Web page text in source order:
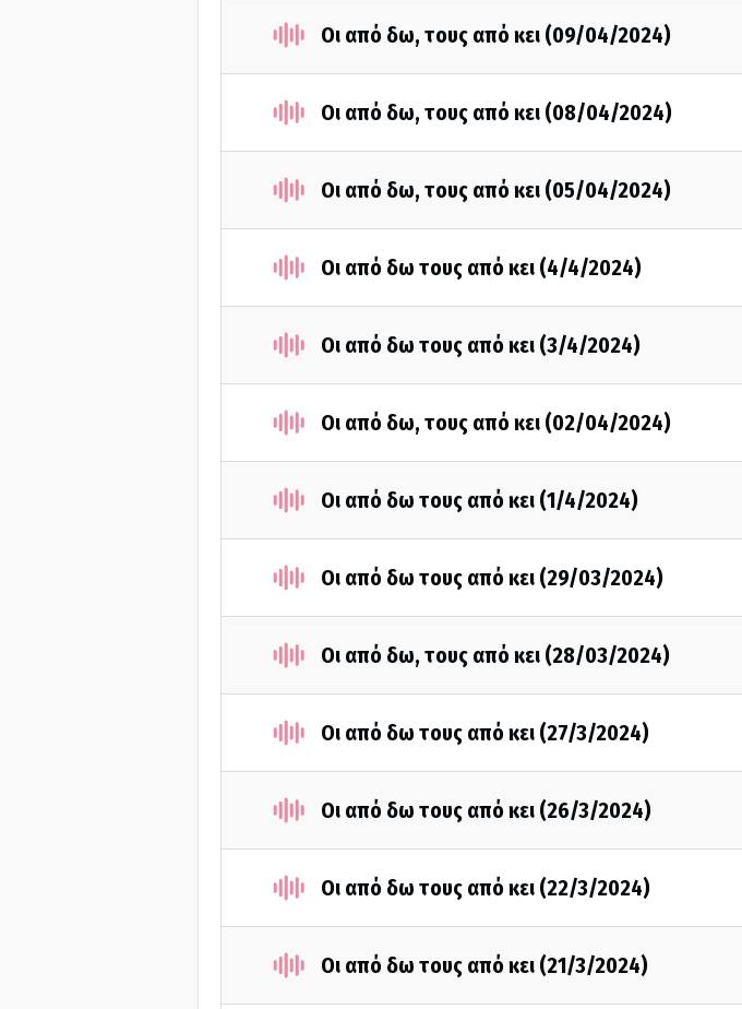
Οι από δω, τους από κει (09/04/2024)
Οι από δω, τους από κει (08/04/2024)
Οι από δω, τους από κει (05/04/2024)
Οι από δω τους από κει (4/4/2024)
Οι από δω τους από κει (3/4/2024)
Οι από δω, τους από κει (02/04/2024)
Οι από δω τους από κει (1/4/2024)
Οι από δω τους από κει (29/03/2024)
Οι από δω, τους από κει (28/03/2024)
Οι από δω τους από κει (27/3/2024)
Οι από δω τους από κει (26/3/2024)
Οι από δω τους από κει (22/3/2024)
Οι από δω τους από κει (21/3/2024)